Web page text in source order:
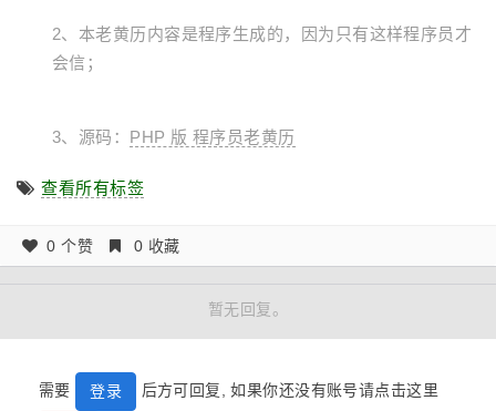
2、本老黄历内容是程序生成的，因为只有这样程序员才
会信；
3、源码： PHP 版 程序员老黄历
查看所有标签
0 个赞 0 收藏
暂无回复。
需要 登录 后方可回复, 如果你还没有账号请点击这里